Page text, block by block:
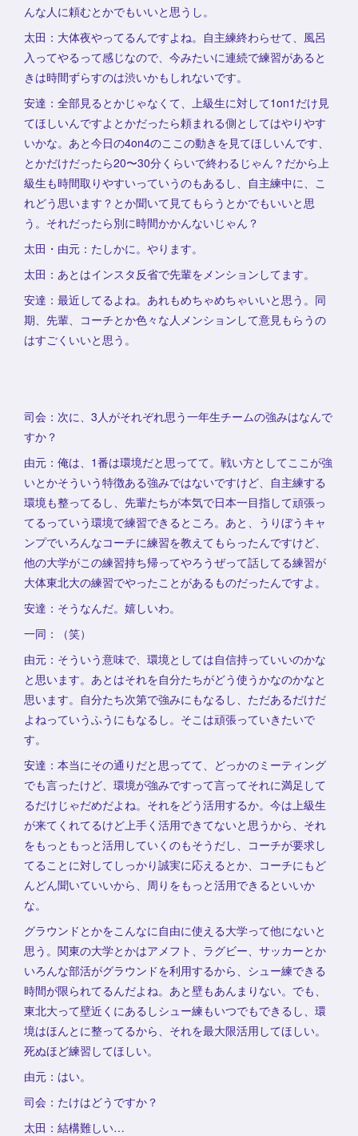
んな人に頼むとかでもいいと思うし。
太田：大体夜やってるんですよね。自主練終わらせて、風呂
入ってやるって感じなので、今みたいに連続で練習があると
きは時間ずらすのは渋いかもしれないです。
安達：全部見るとかじゃなくて、上級生に対して1on1だけ見
てほしいんですよとかだったら頼まれる側としてはやりやす
いかな。あと今日の4on4のここの動きを見てほしいんです、
とかだけだったら20〜30分くらいで終わるじゃん？だから上
級生も時間取りやすいっていうのもあるし、自主練中に、こ
れどう思います？とか聞いて見てもらうとかでもいいと思
う。それだったら別に時間かかんないじゃん？
太田・由元：たしかに。やります。
太田：あとはインスタ反省で先輩をメンションしてます。
安達：最近してるよね。あれもめちゃめちゃいいと思う。同
期、先輩、コーチとか色々な人メンションして意見もらうの
はすごくいいと思う。
司会：次に、3人がそれぞれ思う一年生チームの強みはなんで
すか？
由元：俺は、1番は環境だと思ってて。戦い方としてここが強
いとかそういう特徴ある強みではないですけど、自主練する
環境も整ってるし、先輩たちが本気で日本一目指して頑張っ
てるっていう環境で練習できるところ。あと、うりぼうキャ
ンプでいろんなコーチに練習を教えてもらったんですけど、
他の大学がこの練習持ち帰ってやろうぜって話してる練習が
大体東北大の練習でやったことがあるものだったんですよ。
安達：そうなんだ。嬉しいわ。
一同：（笑）
由元：そういう意味で、環境としては自信持っていいのかな
と思います。あとはそれを自分たちがどう使うかなのかなと
思います。自分たち次第で強みにもなるし、ただあるだけだ
よねっていうふうにもなるし。そこは頑張っていきたいで
す。
安達：本当にその通りだと思ってて、どっかのミーティング
でも言ったけど、環境が強みですって言ってそれに満足して
るだけじゃだめだよね。それをどう活用するか。今は上級生
が来てくれてるけど上手く活用できてないと思うから、それ
をもっともっと活用していくのもそうだし、コーチが要求し
てることに対してしっかり誠実に応えるとか、コーチにもど
んどん聞いていいから、周りをもっと活用できるといいか
な。
グラウンドとかをこんなに自由に使える大学って他にないと
思う。関東の大学とかはアメフト、ラグビー、サッカーとか
いろんな部活がグラウンドを利用するから、シュー練できる
時間が限られてるんだよね。あと壁もあんまりない。でも、
東北大って壁近くにあるしシュー練もいつでもできるし、環
境はほんとに整ってるから、それを最大限活用してほしい。
死ぬほど練習してほしい。
由元：はい。
司会：たけはどうですか？
太田：結構難しい…